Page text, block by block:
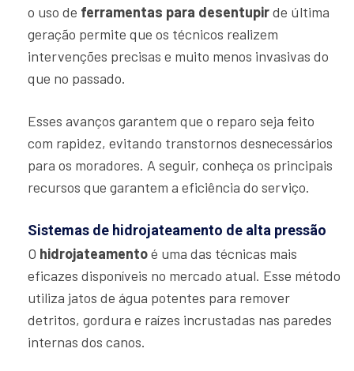
o uso de ferramentas para desentupirde última
geração permite que os técnicos realizem
intervenções precisas e muito menos invasivas do
que no passado.
Esses avanços garantem que o reparo seja feito
com rapidez, evitando transtornos desnecessários
para os moradores. A seguir, conheça os principais
recursos que garantem a eficiência do serviço.
Sistemas de hidrojateamento de alta pressão
O hidrojateamentoé uma das técnicas mais
eficazes disponíveis no mercado atual. Esse método
utiliza jatos de água potentes para remover
detritos, gordura e raízes incrustadas nas paredes
internas dos canos.